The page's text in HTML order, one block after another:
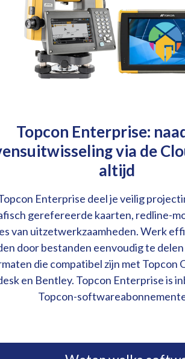
Topcon Enterprise:
via de
altijd
Enterprise deel je veilig
gerefereerde kaarten, redline-
van uitzetwerkzaamheden. Werk
door bestanden eenvoudig te
die compatibel zijn met Topcon
en Bentley. Topcon Enterprise is
Topcon-